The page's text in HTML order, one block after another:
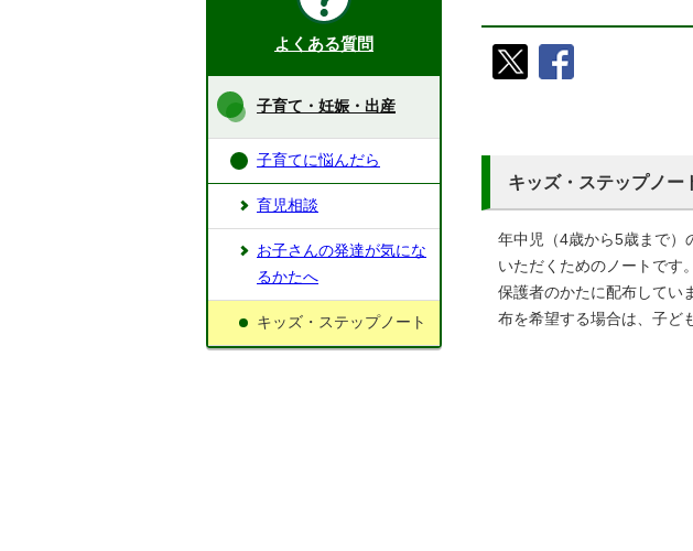
キッズ・ステップノー
年中児（4歳から5歳まで）
いただくためのノートです
保護者のかたに配布してい
布を希望する場合は、子ど
よくある質問
子育て・妊娠・出産
子育てに悩んだら
育児相談
お子さんの発達が気にな
るかたへ
キッズ・ステップノート